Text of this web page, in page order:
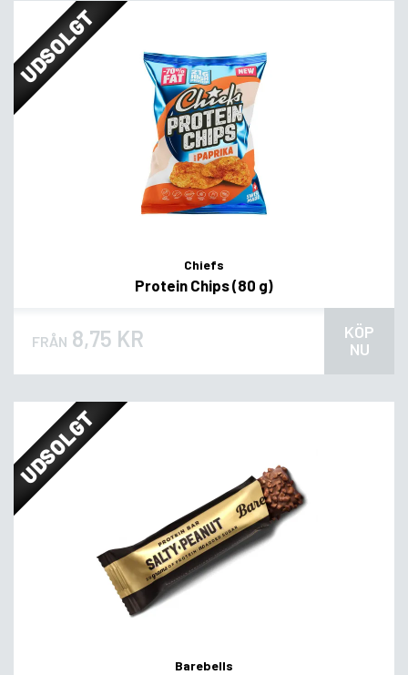
UDSOLGT
Chiefs
Protein Chips (80 g)
FRÅN 8,75 KR
KÖP
NU
UDSOLGT
Barebells